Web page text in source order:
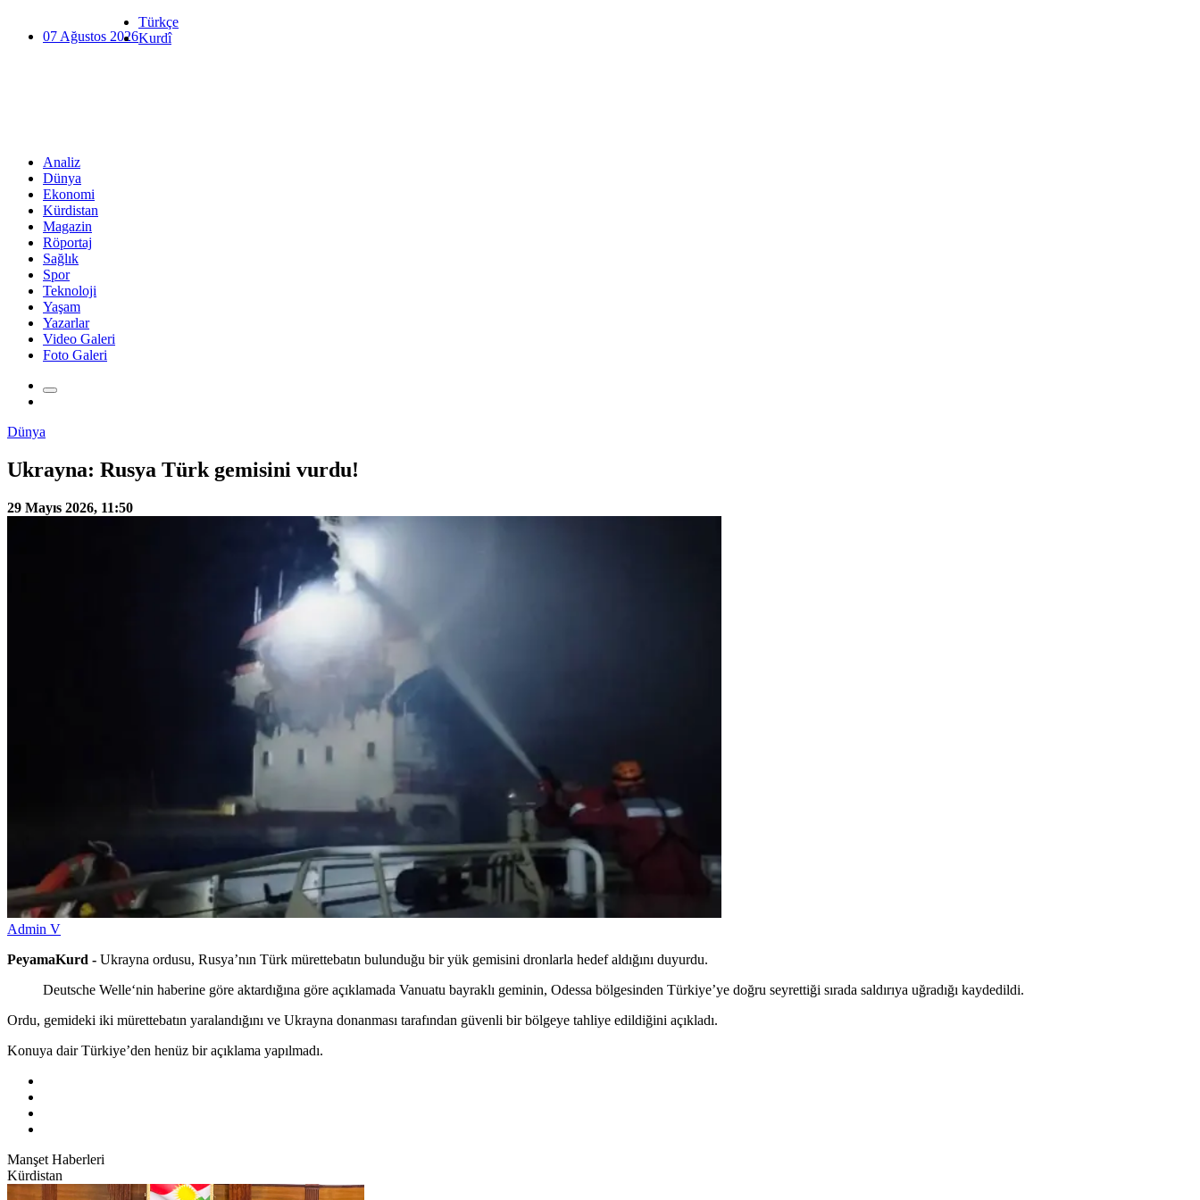
07 Ağustos 2026
Türkçe
Kurdî
Analiz
Dünya
Ekonomi
Kürdistan
Magazin
Röportaj
Sağlık
Spor
Teknoloji
Yaşam
Yazarlar
Video Galeri
Foto Galeri
Dünya
Ukrayna: Rusya Türk gemisini vurdu!
29 Mayıs 2026, 11:50
Admin V
PeyamaKurd - Ukrayna ordusu, Rusya’nın Türk mürettebatın bulunduğu bir yük gemisini dronlarla hedef aldığını duyurdu.
Deutsche Welle‘nin haberine göre aktardığına göre açıklamada Vanuatu bayraklı geminin, Odessa bölgesinden Türkiye’ye doğru seyrettiği sırada saldırıya uğradığı kaydedildi.
Ordu, gemideki iki mürettebatın yaralandığını ve Ukrayna donanması tarafından güvenli bir bölgeye tahliye edildiğini açıkladı.
Konuya dair Türkiye’den henüz bir açıklama yapılmadı.
Manşet Haberleri
Kürdistan